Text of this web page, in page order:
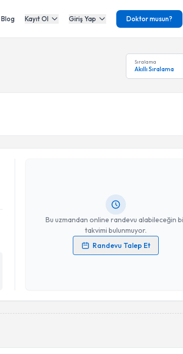
Blog Kayıt Ol Giriş Yap Doktor musun?
Sıralama
Akıllı Sıralama
Bu uzmandan online randevu alabileceğin
takvimi bulunmuyor.
Randevu Talep Et
Kişisel verilerimin işlenmesine ilişkinAydınlatma